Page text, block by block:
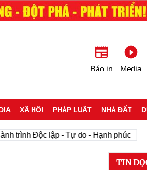
Báo in Media
XÃ HỘI PHÁP LUẬT NHÀ ĐẤT
Độc lập - Tự do - Hạnh phúc Tôi
TIN